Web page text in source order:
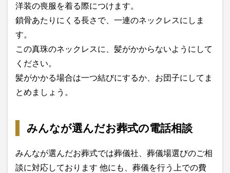
洋装の喪服を着る際につけます。
鎖骨あたりにくる長さで、一連のネックレスにしま
す。
この真珠のネックレスに、髪がかからないようにして
ください。
髪がかかる場合は一つ結びにするか、お団子にしてま
とめましょう。
みんなが選んだお葬式の電話相談
みんなが選んだお葬式では葬儀社、葬儀場選びのご相
談に対応しております 他にも、葬儀を行う上での費